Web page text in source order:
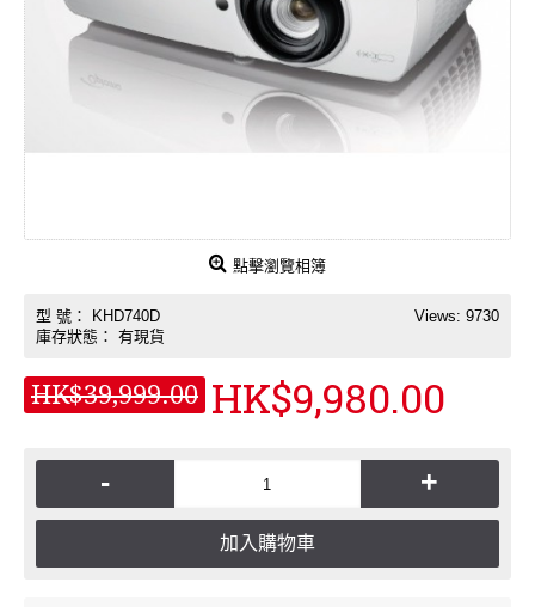
點擊瀏覽相簿
Views: 9730
型 號：
KHD740D
庫存狀態： 有現貨
HK$39,999.00 HK$9,980.00
- +
加入購物車